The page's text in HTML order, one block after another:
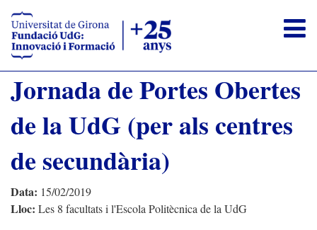
La Fundació
Formació
Empreses
Oficina de Congressos
L'equip humà
Jornada de Portes Obertes
de la UdG (per als centres
de secundària)
Data: 15/02/2019
Lloc: Les 8 facultats i l'Escola Politècnica de la UdG